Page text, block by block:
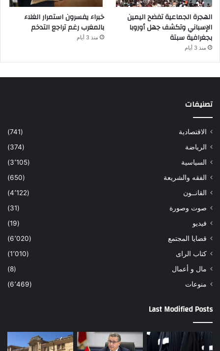
الهجرة الجماعية تفضح اليمين
الإسباني وتكشف جهل أوروبا
بجغرافية سبتة
منذ 3 أيام
خبراء يفسرون استمرار الغلاء
بالمغرب رغم تراجع التدخم
منذ 3 أيام
تصنيفات
الاقتصادية
(741)
الرياضة
(374)
السياسية
(3٬105)
الفقه والشريعة
(650)
القانــون
(4٬122)
صوت وصورة
(31)
فيديو
(19)
قضايا المجتمع
(6٬020)
كتاب الراى
(1٬010)
مال و أعمال
(8)
منوعات
(6٬469)
Last Modified Posts